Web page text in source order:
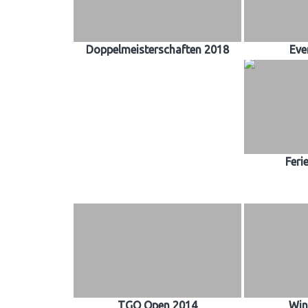
Doppelmeisterschaften 2018
TGO Open 2014